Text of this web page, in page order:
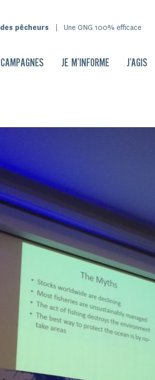
pêcheurs Une ONG 100% efficace
JE M’INFORME J’AGIS